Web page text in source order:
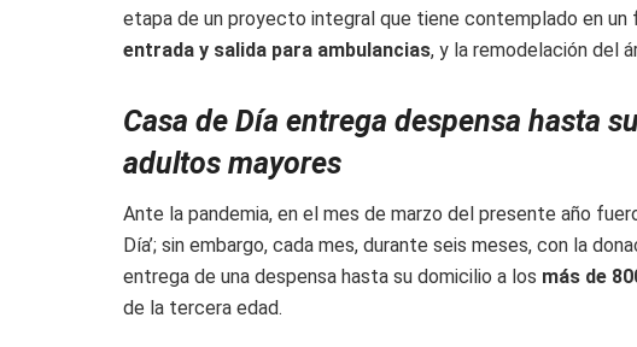
etapa de un proyecto integral que tiene contemplado en
entrada y salida para ambulancias, y la remodelación del
Casa de Día entrega despensa hasta
adultos mayores
Ante la pandemia, en el mes de marzo del presente año
Día’; sin embargo, cada mes, durante seis meses, con la
entrega de una despensa hasta su domicilio a los más de
de la tercera edad.